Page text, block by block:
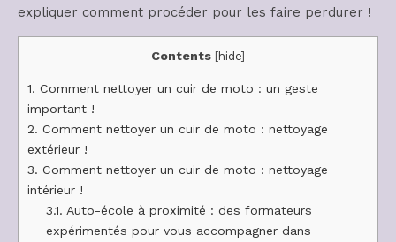
expliquer comment procéder pour les faire perdurer !
Contents [hide]
1. Comment nettoyer un cuir de moto : un geste
important !
2. Comment nettoyer un cuir de moto : nettoyage
extérieur !
3. Comment nettoyer un cuir de moto : nettoyage
intérieur !
3.1. Auto-école à proximité : des formateurs
expérimentés pour vous accompagner dans